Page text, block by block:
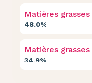
Matières
48.0%
Matières
34.9%